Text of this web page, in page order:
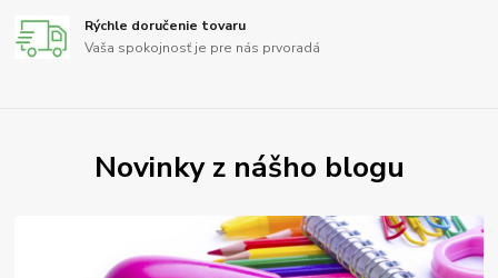
Rýchle doručenie tovaru
Vaša spokojnosť je pre nás prvoradá
Novinky z nášho blogu